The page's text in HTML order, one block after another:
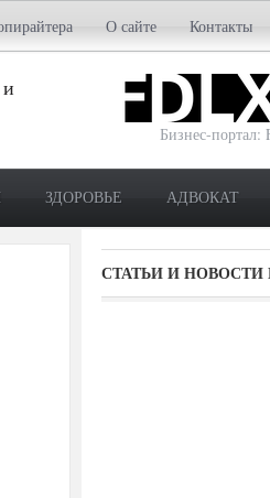
О сайте Контакты
Бизнес-портал:
ЗДОРОВЬЕ АДВОКАТ
СТАТЬИ И НОВОСТИ